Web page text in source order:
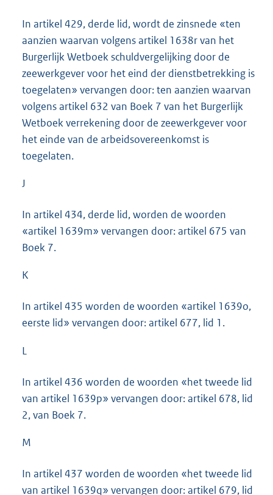
In artikel 429, derde lid, wordt de zinsnede «ten
aanzien waarvan volgens artikel 1638r van het
Burgerlijk Wetboek schuldvergelijking door de
zeewerkgever voor het eind der dienstbetrekking is
toegelaten» vervangen door: ten aanzien waarvan
volgens artikel 632 van Boek 7 van het Burgerlijk
Wetboek verrekening door de zeewerkgever voor
het einde van de arbeidsovereenkomst is
toegelaten.
J
In artikel 434, derde lid, worden de woorden
«artikel 1639m» vervangen door: artikel 675 van
Boek 7.
K
In artikel 435 worden de woorden «artikel 1639o,
eerste lid» vervangen door: artikel 677, lid 1.
L
In artikel 436 worden de woorden «het tweede lid
van artikel 1639p» vervangen door: artikel 678, lid
2, van Boek 7.
M
In artikel 437 worden de woorden «het tweede lid
van artikel 1639q» vervangen door: artikel 679, lid